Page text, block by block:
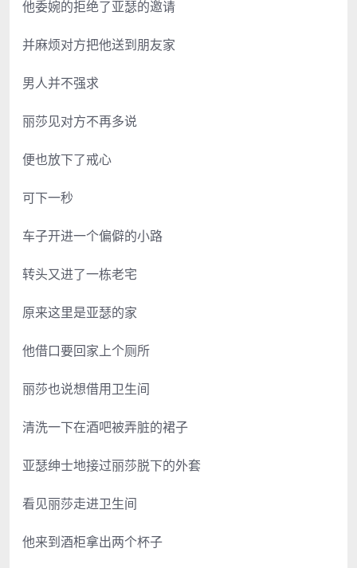
他委婉的拒绝了亚瑟的邀请
并麻烦对方把他送到朋友家
男人并不强求
丽莎见对方不再多说
便也放下了戒心
可下一秒
车子开进一个偏僻的小路
转头又进了一栋老宅
原来这里是亚瑟的家
他借口要回家上个厕所
丽莎也说想借用卫生间
清洗一下在酒吧被弄脏的裙子
亚瑟绅士地接过丽莎脱下的外套
看见丽莎走进卫生间
他来到酒柜拿出两个杯子